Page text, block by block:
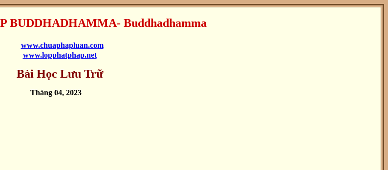
BUDDHADHAMMA- Buddhadhamma
www.chuaphapluan.com
www.lopphatphap.net
Bài Học Lưu Trữ
Tháng 04, 2023